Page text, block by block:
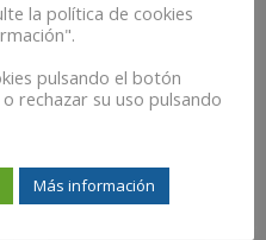
la política de cookies
pulsando el botón
rechazar su uso pulsando
Más información